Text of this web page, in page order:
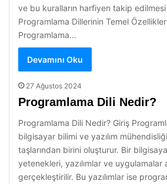
ve bu kuralların harfiyen takip
Programlama Dillerinin Temel
Programlama…
Devamını Oku
27 Ağustos 2024
Programlama Dili Nedir?
Programlama Dili Nedir? Giriş
bilgisayar bilimi ve yazılım
taşlarından birini oluşturur. Bir
yetenekleri, yazılımlar ve uygulamalar
gerçekleştirilir. Bu yazılımlar ise